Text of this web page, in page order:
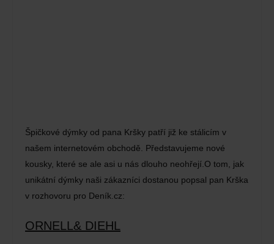
Špičkové dýmky od pana Kršky patří již ke stálicím v
našem internetovém obchodě. Představujeme nové
kousky, které se ale asi u nás dlouho neohřejí.O tom, jak
unikátní dýmky naši zákazníci dostanou popsal pan Krška
v rozhovoru pro Deník.cz:
ORNELL& DIEHL